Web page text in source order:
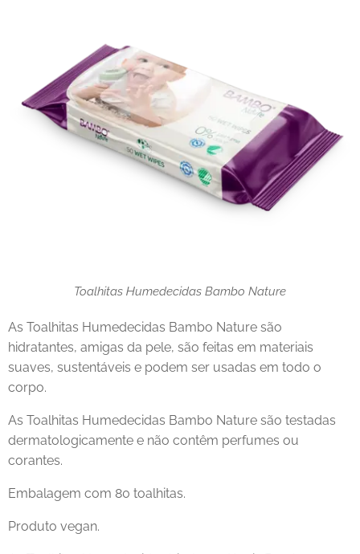
Toalhitas Humedecidas Bambo Nature
As Toalhitas Humedecidas Bambo Nature são
hidratantes, amigas da pele, são feitas em materiais
suaves, sustentáveis e podem ser usadas em todo o
corpo.
As Toalhitas Humedecidas Bambo Nature são testadas
dermatologicamente e não contêm perfumes ou
corantes.
Embalagem com 80 toalhitas.
Produto vegan.